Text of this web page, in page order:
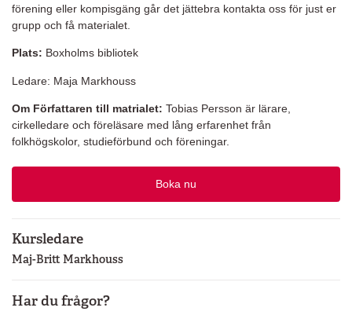
förening eller kompisgäng går det jättebra kontakta oss för just er
grupp och få materialet.
Plats: Boxholms bibliotek
Ledare: Maja Markhouss
Om Författaren till matrialet: Tobias Persson är lärare,
cirkelledare och föreläsare med lång erfarenhet från
folkhögskolor, studieförbund och föreningar.
Boka nu
Kursledare
Maj-Britt Markhouss
Har du frågor?